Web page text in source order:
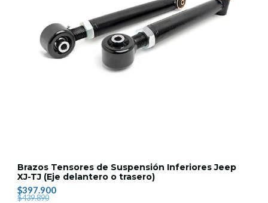
Brazos Tensores de Suspensión Inferiores Jeep
XJ-TJ (Eje delantero o trasero)
$397.900
$439.890